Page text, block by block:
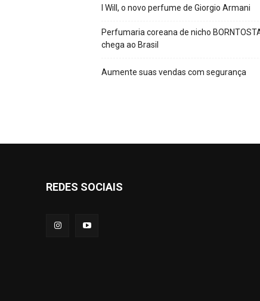
I Will, o novo perfume de Giorgio Armani
Perfumaria coreana de nicho
chega ao Brasil
Aumente suas vendas com segurança
REDES SOCIAIS